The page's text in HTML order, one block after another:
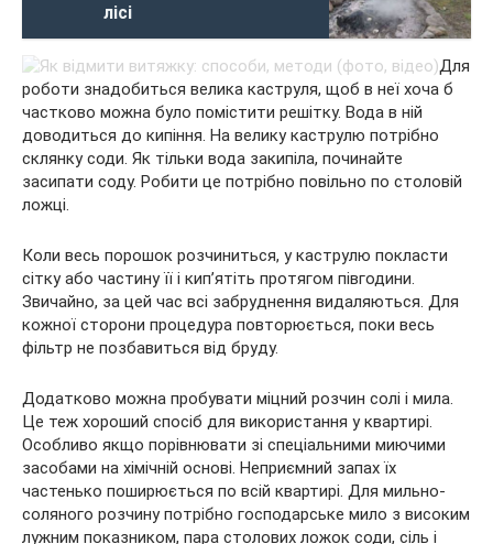
лісі
Для
роботи знадобиться велика каструля, щоб в неї хоча б
частково можна було помістити решітку. Вода в ній
доводиться до кипіння. На велику каструлю потрібно
склянку соди. Як тільки вода закипіла, починайте
засипати соду. Робити це потрібно повільно по столовій
ложці.
Коли весь порошок розчиниться, у каструлю покласти
сітку або частину її і кип’ятіть протягом півгодини.
Звичайно, за цей час всі забруднення видаляються. Для
кожної сторони процедура повторюється, поки весь
фільтр не позбавиться від бруду.
Додатково можна пробувати міцний розчин солі і мила.
Це теж хороший спосіб для використання у квартирі.
Особливо якщо порівнювати зі спеціальними миючими
засобами на хімічній основі. Неприємний запах їх
частенько поширюється по всій квартирі. Для мильно-
соляного розчину потрібно господарське мило з високим
лужним показником, пара столових ложок соди, сіль і